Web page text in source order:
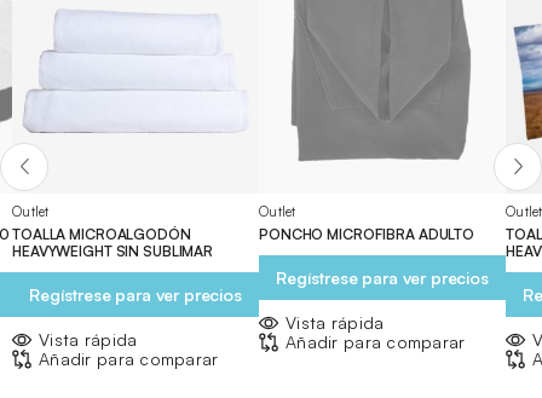
Outlet
TOALLA MICROALGODÓN
HEAVYWEIGHT SIN SUBLIMAR
Regístrese para ver precios
Vista rápida
Añadir para comparar
Outlet
PONCHO MICROFIBRA ADULTO
Regístrese para ver precios
Vista rápida
Añadir para comparar
Outlet